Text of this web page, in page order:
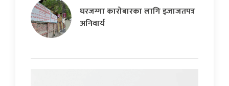
घरजग्गा कारोबारका लागि इजाजतपत्र
अनिवार्य